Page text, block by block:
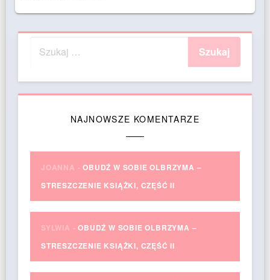
NAJNOWSZE KOMENTARZE
JOANNA -OBUDŹ W SOBIE OLBRZYMA –
STRESZCZENIE KSIĄŻKI, CZĘŚĆ II
SYLWIA -OBUDŹ W SOBIE OLBRZYMA –
STRESZCZENIE KSIĄŻKI, CZĘŚĆ II